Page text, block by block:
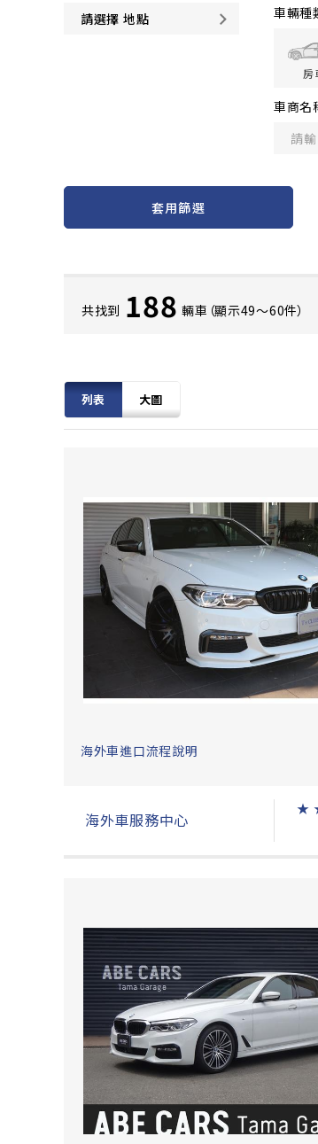
請選擇 地點
車輛種
房
車商名
套用篩選
共找到 188 輛車（顯示49〜60件）
列表 大圖
海外車進口流程說明
海外車服務中心
★